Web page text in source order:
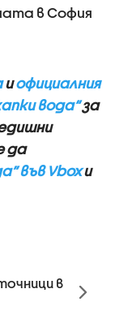
в София
иофициалния
вода“за
да
във Vboxи
в